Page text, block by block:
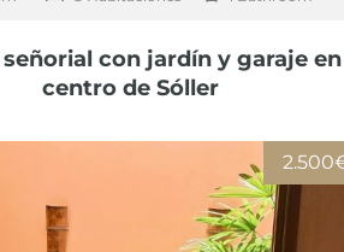
con jardín y garaje
centro de Sóller